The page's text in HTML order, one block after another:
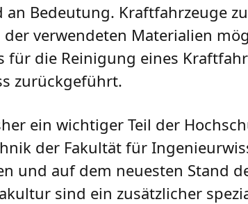
Bedeutung. Kraftfahrzeuge
verwendeten Materialien
für die Reinigung eines
zurückgeführt.
ein wichtiger Teil der
der Fakultät für
und auf dem neuesten Stand
sind ein zusätzlicher